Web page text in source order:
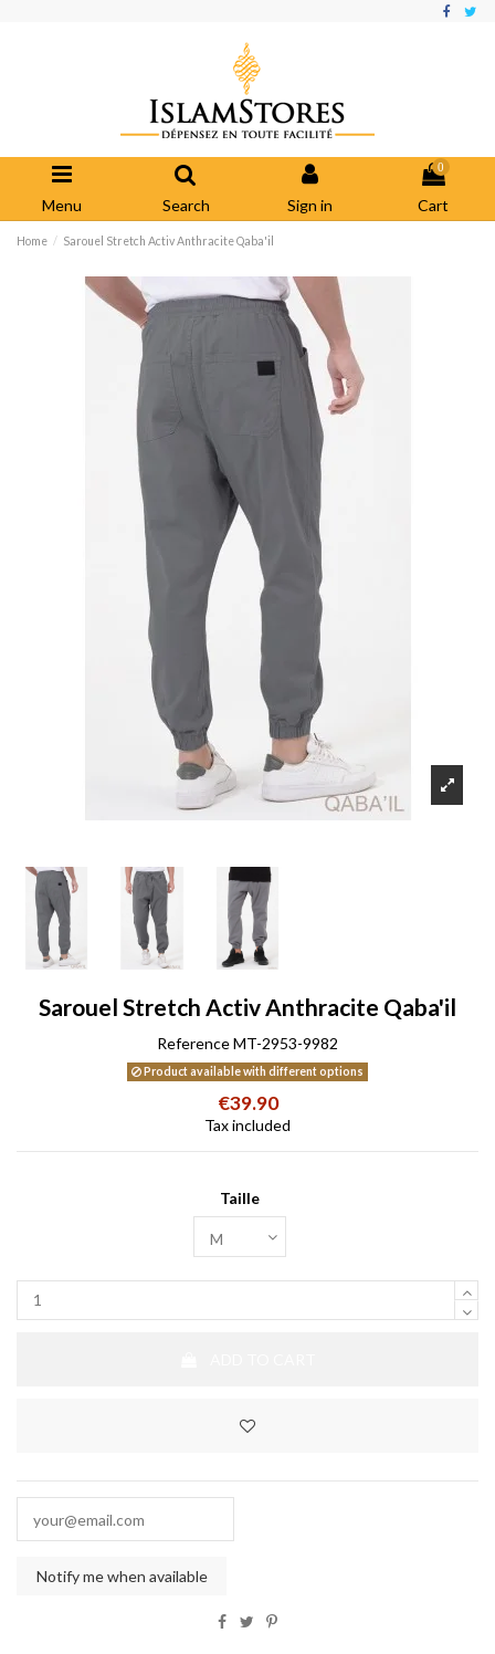
Menu Search Sign in
0
Cart
Home Sarouel Stretch Activ Anthracite Qaba'il
Sarouel Stretch Activ Anthracite Qaba'il
ReferenceMT-2953-9982
Product available with different options
€39.90
Tax included
Taille